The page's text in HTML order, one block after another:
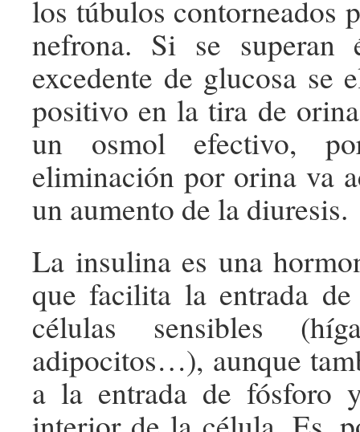
los túbulos contorneados
nefrona. Si se superan
excedente de glucosa se
positivo en la tira de
un osmol efectivo,
eliminación por orina va
un aumento de la diuresis.
La insulina es una
que facilita la entrada
células sensibles
adipocitos…), aunque
a la entrada de fósforo